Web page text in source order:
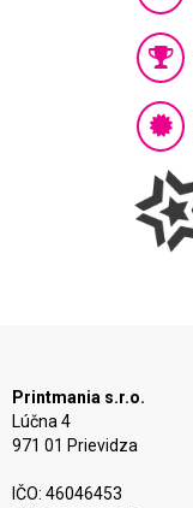
Printmania s.r.o.
Lúčna 4
971 01 Prievidza
IČO: 46046453